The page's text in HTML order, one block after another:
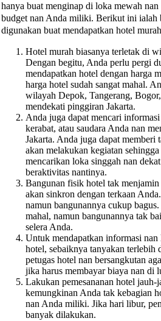
hanya buat menginap di loka mewah
budget nan Anda miliki. Berikut ini ialah
digunakan buat mendapatkan hotel
Hotel murah biasanya terletak di
Dengan begitu, Anda perlu pergi
mendapatkan hotel dengan harga
harga hotel sudah sangat mahal.
wilayah Depok, Tangerang,
mendekati pinggiran Jakarta.
Anda juga dapat mencari
kerabat, atau saudara Anda nan
Jakarta. Anda juga dapat memberi
akan melakukan kegiatan
mencarikan loka singgah nan
beraktivitas nantinya.
Bangunan fisik hotel tak
akan sinkron dengan terkaan
namun bangunannya cukup
mahal, namun bangunannya tak
selera Anda.
Untuk mendapatkan informasi nan
hotel, sebaiknya tanyakan terlebih
petugas hotel nan bersangkutan
jika harus membayar biaya nan di
Lakukan pemesananan hotel
kemungkinan Anda tak kebagian
nan Anda miliki. Jika hari libur,
banyak dilakukan.